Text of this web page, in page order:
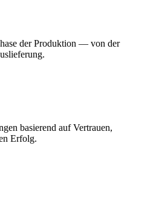
der Produktion — von der
basierend auf Vertrauen,
Erfolg.